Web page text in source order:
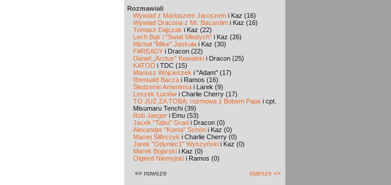
Rozmawiali
Wywiad z Mariuszem Jaroszem i Kaz (16)
Wywiad Dracona z Mr. Bacardim i Kaz (16)
Tomasz Dajczak i Kaz (22)
Lech Bąk i "Świat Młodych" i Kaz (26)
Michał "Mike" Jaskuła i Kaz (30)
F#READY i Dracon (22)
Daniel „Arctus” Kowalski i Dracon (25)
KATOD i TDC (15)
Mariusz Wojcieszek i "Adam" (17)
Romuald Bacza i Ramos (16)
Śledzenie Amentesa i Larek (9)
Leszek Łuciów i Charlie Cherry (17)
TO JUŻ ZA TOBĄ: rozmowa z Bobem Pape i cpt.
Misumaru Tenchi (39)
Rob Jaeger i Emu (53)
Jacek "Tabu" Grad i Dracon (0)
Alexander "Koma" Schön i Kaz (0)
Maciej Ślifirczyk i Charlie Cherry (0)
Jarek "Odyniec1" Wyszyński i Kaz (0)
Marek Bojarski i Kaz (0)
Olgierd Niemyjski i Ramos (0)
«« nowsze starsze »»